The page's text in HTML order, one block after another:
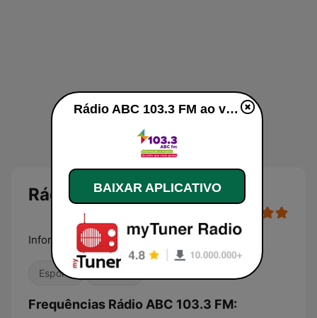
Rádio ABC 103.3 FM
Informação e música do jeito que você gosta!
Esporte
Frequências Rádio ABC 103.3 FM:
Rádio ABC 103.3 FM ao vivo
BAIXAR APLICATIVO